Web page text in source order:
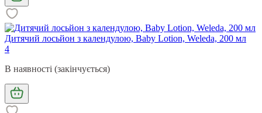
Дитячий лосьйон з календулою, Baby Lotion, Weleda, 200 мл
4
В наявності (закінчується)